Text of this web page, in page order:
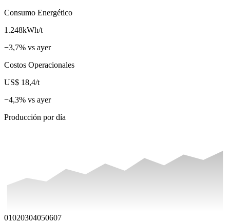
Consumo Energético
1.248kWh/t
−3,7% vs ayer
Costos Operacionales
US$ 18,4/t
−4,3% vs ayer
Producción por día
01020304050607